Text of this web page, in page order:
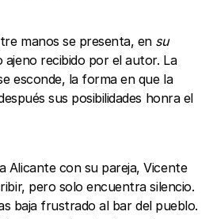
manos se presenta, en su
recibido por el autor. La
esconde, la forma en que la
sus posibilidades honra el
Alicante con su pareja, Vicente
pero solo encuentra silencio.
baja frustrado al bar del pueblo.